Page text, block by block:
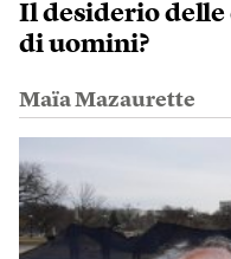
Il desiderio delle
di uomini?
Maïa Mazaurette